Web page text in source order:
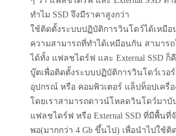
ทำไม SSD จึงมีราคาสูงกว่า
ใช้ติดตั้งระบบปฏิบัติการวินโดว์ได้เหมือ
ความสามารถที่ทำได้เหมือนกัน สามาร
ได้ทั้ง แฟลชไดร์ฟ และ External SSD ก็
บู๊ตเพื่อติดตั้งระบบปฏิบัติการวินโดว์เวอ
อุปกรณ์ หรือ คอมพิวเตอร์ แล็ปท็อปเครื่อ
โดยเราสามารถดาวน์โหลดวินโดว์มาบั
แฟลชไดร์ฟ หรือ External SSD ที่มีพื้นที่จั
พอ(มากกว่า 4 Gb ขึ้นไป) เพื่อนำไปใช้